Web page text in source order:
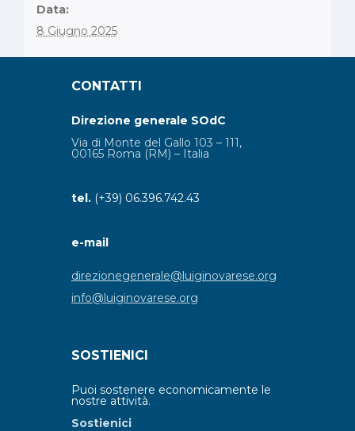
Data:
8 Giugno 2025
CONTATTI
Direzione generale SOdC
Via di Monte del Gallo 103 – 111,
00165 Roma (RM) – Italia
tel. (+39) 06.396.742.43
e-mail
direzionegenerale@luiginovarese.org
info@luiginovarese.org
SOSTIENICI
Puoi sostenere economicamente le
nostre attività.
Sostienici